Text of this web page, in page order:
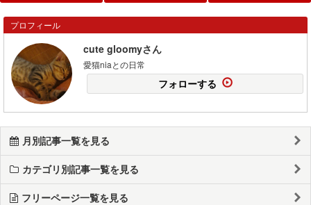
プロフィール
cute gloomyさん
愛猫niaとの日常
フォローする
月別記事一覧を見る
カテゴリ別記事一覧を見る
フリーページ一覧を見る